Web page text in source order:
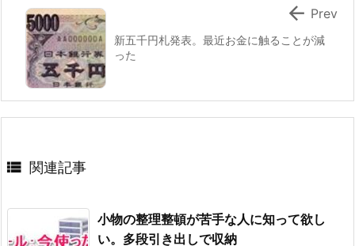
新五千円札発表。最近お金に触ることが減
った
 Prev
 関連記事
小物の整理整頓が苦手な人に知って欲し
い。多段引き出しで収納